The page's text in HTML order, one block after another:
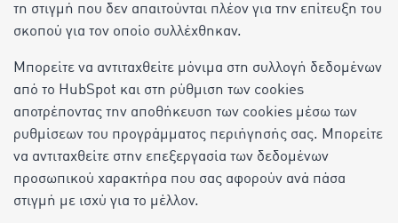
τη στιγμή που δεν απαιτούνται πλέον για την επίτευξη του
σκοπού για τον οποίο συλλέχθηκαν.
Μπορείτε να αντιταχθείτε μόνιμα στη συλλογή δεδομένων
από το HubSpot και στη ρύθμιση των cookies
αποτρέποντας την αποθήκευση των cookies μέσω των
ρυθμίσεων του προγράμματος περιήγησής σας. Μπορείτε
να αντιταχθείτε στην επεξεργασία των δεδομένων
προσωπικού χαρακτήρα που σας αφορούν ανά πάσα
στιγμή με ισχύ για το μέλλον.